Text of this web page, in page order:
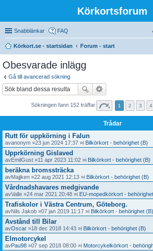
Körkortsforum
Snabblänkar FAQ
Körkort.se - startsidan
Forum - start
Obesvarade inlägg
Gå till avancerad sökning
Sökningen fann 152 träffar 1 2 3 4
Trådar
Rutt för uppkörning i Falun
avanonym »23 jun 2024 17:37 »i Bilkörkort - behörighet (B)
Upprkörning Gislaved
avEmilGust »11 apr 2023 11:02 »i Bilkörkort - behörighet (B)
beräkna bromssträcka
avMajjken »22 aug 2021 12:13 »i Bilkörkort - behörighet (B)
Vårdnadshavares medgivande
avValle »24 mar 2021 20:48 »i EU-mopedkörkort -
Trafiskolor i Västra Centrum, Göteborg.
avNils Jakob »07 jan 2019 11:17 »i Bilkörkort - behörighet (B)
Avstånd till Bilar
avOscar »18 dec 2018 14:43 »i Bilkörkort - behörighet (B)
Elmotorcykel
avPau98 »07 sep 2018 08:00 »i Motorcykelkörkort -